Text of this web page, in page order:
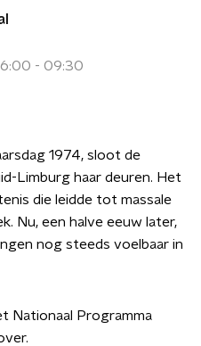
- 09:30
1974, sloot de
Limburg haar deuren. Het
die leidde tot massale
Nu, een halve eeuw later,
nog steeds voelbaar in
Nationaal Programma